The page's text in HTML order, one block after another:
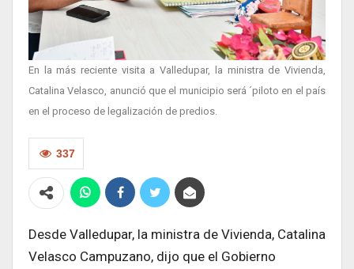
En la más reciente visita a Valledupar, la ministra de Vivienda,
Catalina Velasco, anunció que el municipio será ´piloto en el país
en el proceso de legalización de predios.
337
Desde Valledupar, la ministra de Vivienda, Catalina
Velasco Campuzano, dijo que el Gobierno